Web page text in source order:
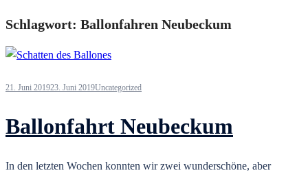
Schlagwort: Ballonfahren Neubeckum
21. Juni 201923. Juni 2019Uncategorized
Ballonfahrt Neubeckum
In den letzten Wochen konnten wir zwei wunderschöne, aber